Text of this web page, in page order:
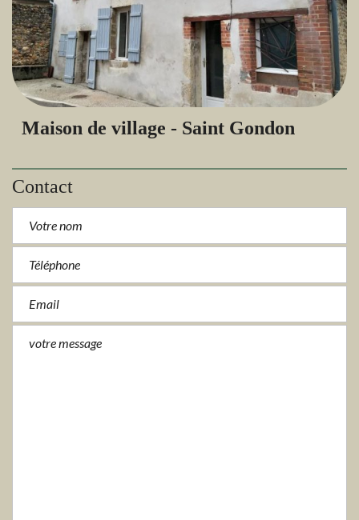
Maison de village - Saint Gondon
Contact